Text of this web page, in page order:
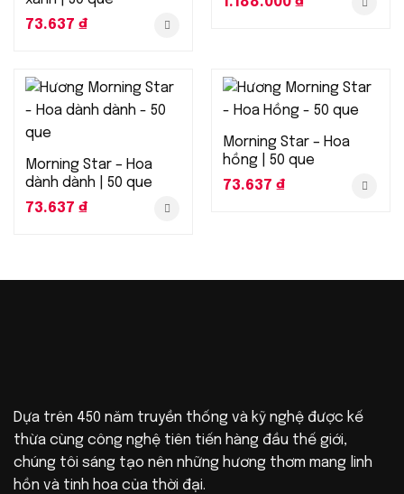
73.637 ₫
Morning Star – Hoa
dành dành | 50 que
73.637 ₫
Morning Star – Hoa
hồng | 50 que
73.637 ₫
Dựa trên 450 năm truyền thống và kỹ nghệ được kế
thừa cùng công nghệ tiên tiến hàng đầu thế giới,
chúng tôi sáng tạo nên những hương thơm mang linh
hồn và tinh hoa của thời đại.